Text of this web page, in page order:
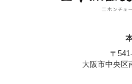
〒
大阪市中央区